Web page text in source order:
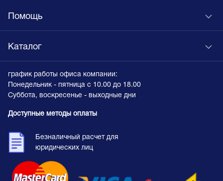
Помощь
Каталог
график работы офиса компании:
Понедельник - пятница с 10.00 до 18.00
Суббота, воскресенье - выходные дни
Доступные методы оплаты
Безналичный расчет для
юридических лиц